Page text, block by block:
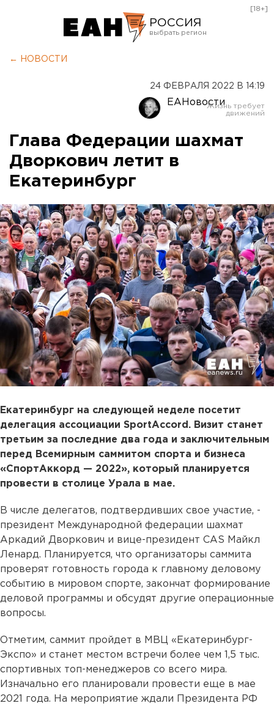
РОССИЯ
Оренбург
[18+]
← НОВОСТИ
24 ФЕВРАЛЯ 2022 В 14:19
ЕАНовости
Глава Федерации шахмат
Дворкович летит в
Екатеринбург
Екатеринбург на следующей неделе посетит
делегация ассоциации SportAccord. Визит станет
третьим за последние два года и заключительным
перед Всемирным саммитом спорта и бизнеса
«СпортАккорд — 2022», который планируется
провести в столице Урала в мае.
В числе делегатов, подтвердивших свое участие, -
президент Международной федерации шахмат
Аркадий Дворкович и вице-президент CAS Майкл
Ленард. Планируется, что организаторы саммита
проверят готовность города к главному деловому
событию в мировом спорте, закончат формирование
деловой программы и обсудят другие операционные
вопросы.
Отметим, саммит пройдет в МВЦ «Екатеринбург-
Экспо» и станет местом встречи более чем 1,5 тыс.
спортивных топ-менеджеров со всего мира.
Изначально его планировали провести еще в мае
2021 года. На мероприятие ждали Президента РФ